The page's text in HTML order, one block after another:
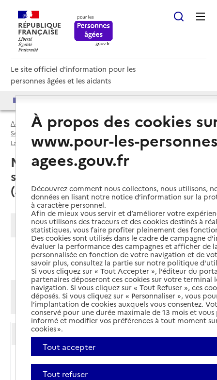
RÉPUBLIQUE
FRANÇAISE
Le site officiel d'information pour les
personnes âgées et les aidants
Accueil
Espace annuaire
Services autonomie à domicile (aide) par département
Landes (40)
Service autonomie à domicile (aide)
Mimizan (40200) : liste des
services autonomie à domicile
(aide)
Modifier ma recherche
Ajouter cette recherche aux favoris
Afficher les résultats par:
Mode liste
Mode carte
Service autonomie à domicile (aide)
Services du CIAS
Adresse
3 avenue de la Gare
40200-Mimizan
À propos des cookies
www.pour-les-
agees.gouv.fr
Découvrez comment nous collectons, nous utilisons,
données en lisant notre notice d’information sur la
à caractère personnel.
Afin de mieux vous servir et d’améliorer votre
nous utilisons des traceurs et des cookies destinés à
statistiques, vous faire profiter pleinement des
Des cookies sont utilisés dans le cadre de campagne
évaluer la performance des campagnes et afficher de
personnalisée en fonction de votre navigation et de
savoir plus, consultez la partie sur notre politique
Si vous cliquez sur « Tout Accepter », l’éditeur du
partenaires déposeront ces cookies sur votre terminal
navigation. Si vous cliquez sur « Tout Refuser », ces
déposés. Si vous cliquez sur « Personnaliser », vous
l’implantation de cookies auxquels vous consentez.
conservé pour une durée maximale de 13 mois et
informé et modifier vos préférences à tout moment
cookies ».
Tout accepter
Tout refuser